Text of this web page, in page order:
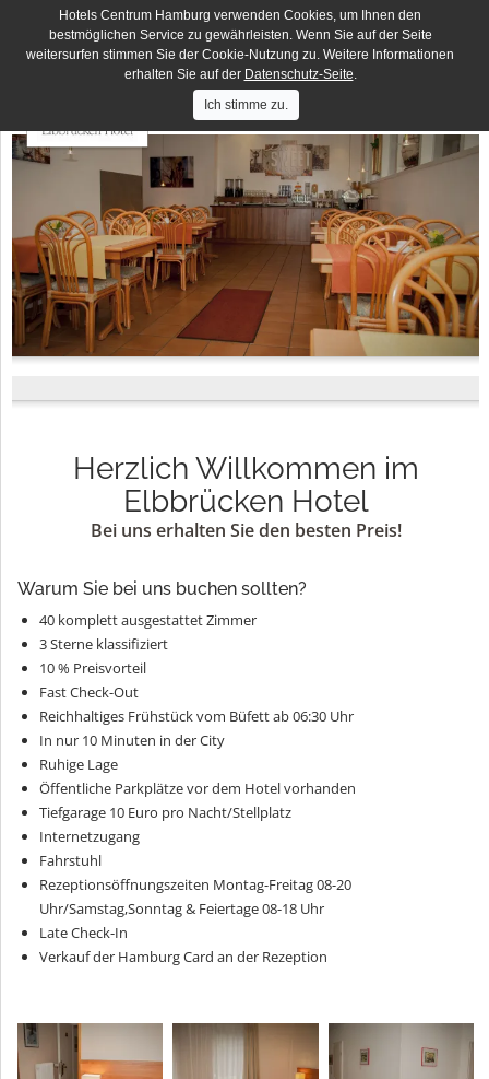
Hotels
Deutsches Haus
Hotel Lumen
Hotel Residence
Hotel Terminus
Elbbrücken Hotel
Hotel an der Bille
Hotel Seegarten
DE
Herzlich Willkommen im
Elbbrücken Hotel
Bei uns erhalten Sie den besten Preis!
Warum Sie bei uns buchen sollten?
40 komplett ausgestattet Zimmer
3 Sterne klassifiziert
10 % Preisvorteil
Fast Check-Out
Reichhaltiges Frühstück vom Büfett ab 06:30 Uhr
In nur 10 Minuten in der City
Ruhige Lage
Öffentliche Parkplätze vor dem Hotel vorhanden
Tiefgarage 10 Euro pro Nacht/Stellplatz
Internetzugang
Fahrstuhl
Rezeptionsöffnungszeiten Montag-Freitag 08-20
Uhr/Samstag,Sonntag & Feiertage 08-18 Uhr
Late Check-In
Verkauf der Hamburg Card an der Rezeption
Hotels Centrum Hamburg verwenden Cookies, um Ihnen den
bestmöglichen Service zu gewährleisten. Wenn Sie auf der Seite
weitersurfen stimmen Sie der Cookie-Nutzung zu. Weitere Informationen
erhalten Sie auf der Datenschutz-Seite.
Ich stimme zu.